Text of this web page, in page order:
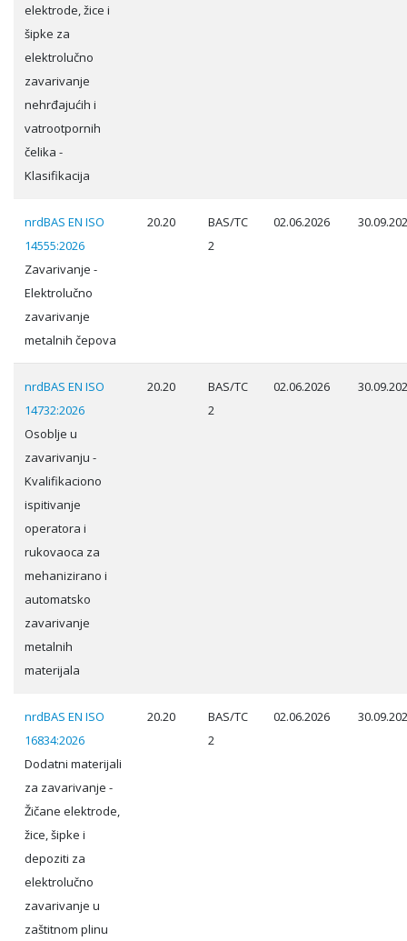
elektrode, žice i
šipke za
elektrolučno
zavarivanje
nehrđajućih i
vatrootpornih
čelika -
Klasifikacija
nrdBAS EN ISO
14555:2026
Zavarivanje -
Elektrolučno
zavarivanje
metalnih čepova
20.20
BAS/TC
2
02.06.2026
nrdBAS EN ISO
14732:2026
Osoblje u
zavarivanju -
Kvalifikaciono
ispitivanje
operatora i
rukovaoca za
mehanizirano i
automatsko
zavarivanje
metalnih
materijala
20.20
BAS/TC
2
02.06.2026
nrdBAS EN ISO
16834:2026
Dodatni materijali
za zavarivanje -
Žičane elektrode,
žice, šipke i
depoziti za
elektrolučno
zavarivanje u
zaštitnom plinu
20.20
BAS/TC
2
02.06.2026